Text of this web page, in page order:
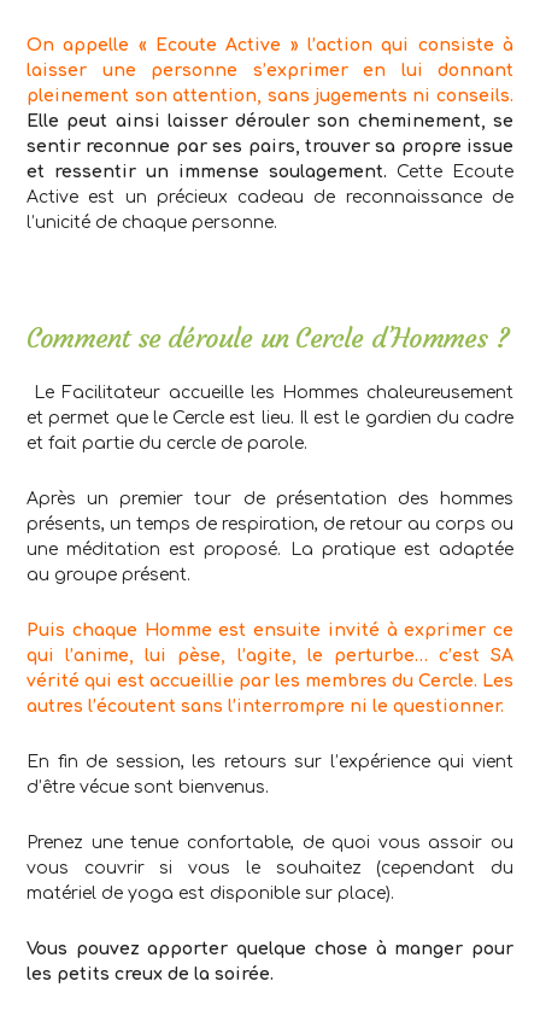
On appelle « Ecoute Active » l’action qui consiste à
laisser une personne s’exprimer en lui donnant
pleinement son attention, sans jugements ni conseils.
Elle peut ainsi laisser dérouler son cheminement, se
sentir reconnue par ses pairs, trouver sa propre issue
et ressentir un immense soulagement. Cette Ecoute
Active est un précieux cadeau de reconnaissance de
l’unicité de chaque personne.
Comment se déroule un Cercle d’Hommes ?
Le Facilitateur accueille les Hommes chaleureusement
et permet que le Cercle est lieu. Il est le gardien du cadre
et fait partie du cercle de parole.
Après un premier tour de présentation des hommes
présents, un temps de respiration, de retour au corps ou
une méditation est proposé. La pratique est adaptée
au groupe présent.
Puis chaque Homme est ensuite invité à exprimer ce
qui l’anime, lui pèse, l’agite, le perturbe… c’est SA
vérité qui est accueillie par les membres du Cercle. Les
autres l’écoutent sans l’interrompre ni le questionner.
En fin de session, les retours sur l’expérience qui vient
d’être vécue sont bienvenus.
Prenez une tenue confortable, de quoi vous assoir ou
vous couvrir si vous le souhaitez (cependant du
matériel de yoga est disponible sur place).
Vous pouvez apporter quelque chose à manger pour
les petits creux de la soirée.